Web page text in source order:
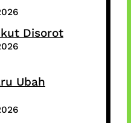
Disorot
Ubah